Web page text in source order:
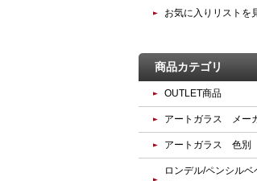
お気に入りリストを
商品カテゴリ
OUTLET商品
アートガラス メー
アートガラス 色別
ロンデル/ペンシル